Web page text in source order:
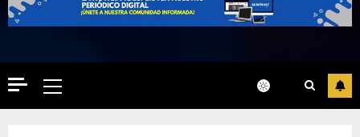
Primary
Menu